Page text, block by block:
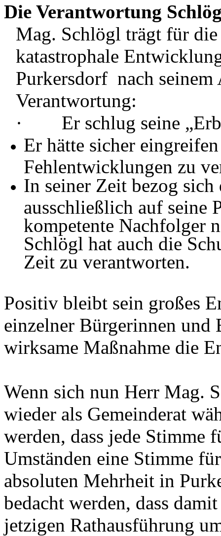
Die Verantwortung
Mag. Schlögl trägt für
katastrophale
Purkersdorf nach
Verantwortung:
·
Er schlug seine
Er hätte sicher
Fehlentwicklungen zu
In seiner Zeit bezog
ausschließlich auf seine
kompetente Nachfolger
Schlögl hat auch die
Zeit zu verantworten.
Positiv bleibt sein großes
einzelner Bürgerinnen
wirksame Maßnahme die
Wenn sich nun Herr Mag.
wieder als Gemeinderat
werden, dass jede Stimme
Umständen eine Stimme
absoluten Mehrheit in
bedacht werden, dass
jetzigen Rathausführung